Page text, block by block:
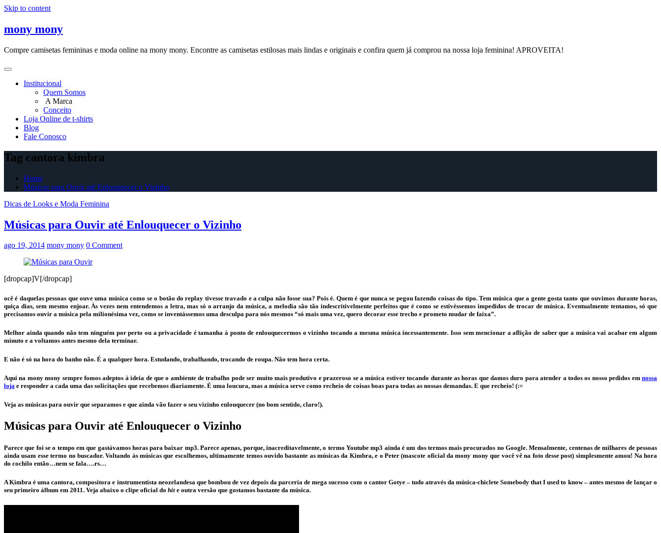
Skip to content
mony mony
Compre camisetas femininas e moda online na mony mony. Encontre as camisetas estilosas mais lindas e originais e confira quem já comprou na nossa loja feminina! APROVEITA!
Institucional
Quem Somos
A Marca
Conceito
Loja Online de t-shirts
Blog
Fale Conosco
Tag cantora kimbra
Home
Músicas para Ouvir até Enlouquecer o Vizinho
Dicas de Looks e Moda Feminina
Músicas para Ouvir até Enlouquecer o Vizinho
ago 19, 2014 mony mony 0 Comment
[dropcap]V[/dropcap]
ocê é daquelas pessoas que ouve uma música como se o botão do replay tivesse travado e a culpa não fosse sua? Pois é. Quem é que nunca se pegou fazendo coisas do tipo. Tem música que a gente gosta tanto que ouvimos durante horas,
quiça dias, sem mesmo enjoar. Às vezes nem entendemos a letra, mas só o arranjo da música, a melodia são tão indescritivelmente perfeitos que é como se estivéssemos impedidos de trocar de música. Eventualmente tentamos, só que
precisamos ouvir a música pela milionésima vez, como se inventássemos uma desculpa para nós mesmos “só mais uma vez, quero decorar esse trecho e prometo mudar de faixa”.
Melhor ainda quando não tem ninguém por perto ou a privacidade é tamanha à ponto de enlouquecermos o vizinho tocando a mesma música incessantemente. Isso sem mencionar a aflição de saber que a música vai acabar em algum
minuto e a voltamos antes mesmo dela terminar.
E não é só na hora do banho não. É a qualquer hora. Estudando, trabalhando, trocando de roupa. Não tem hora certa.
Aqui na mony mony sempre fomos adeptos à ideia de que o ambiente de trabalho pode ser muito mais produtivo e prazeroso se a música estiver tocando durante as horas que damos duro para atender a todos os nosso pedidos em nossa
loja e responder a cada uma das solicitações que recebemos diariamente. É uma loucura, mas a música serve como recheio de coisas boas para todas as nossas demandas. E que recheio! (:=
Veja as músicas para ouvir que separamos e que ainda vão fazer o seu vizinho enlouquecer (no bom sentido, claro!).
Músicas para Ouvir até Enlouquecer o Vizinho
Parece que foi se o tempo em que gastávamos horas para baixar mp3. Parece apenas, porque, inacreditavelmente, o termo Youtube mp3 ainda é um dos termos mais procurados no Google. Mensalmente, centenas de milhares de pessoas
ainda usam esse termo no buscador. Voltando às músicas que escolhemos, ultimamente temos ouvido bastante as músicas da Kimbra, e o Peter (mascote oficial da mony mony que você vê na foto desse post) simplesmente amou! Na hora
do cochilo então…nem se fala….rs…
A Kimbra é uma cantora, compositora e instrumentista neozelandesa que bombou de vez depois da parceria de mega sucesso com o cantor Gotye – tudo através da música-chiclete Somebody that I used to know – antes mesmo de lançar o
seu primeiro álbum em 2011. Veja abaixo o clipe oficial do hit e outra versão que gostamos bastante da música.